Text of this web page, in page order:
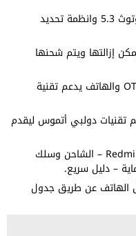
يدعم شبكات واي فاي 5، تقنية البلوتوث 5.3 وانظمة تحديد
أمبير لا يمكن إزالتها ويتم شحنها
منفذ الشحن Type-C 2.0 مع دعم OTG والهاتف يدعم تقنية
تقنيات دولبي أتموس ليقدم
محتويات العلبة: هاتف Redmi Note 15 5G – الشاحن وسلك
– دليل سريع.
الهاتف عن طريق جدول